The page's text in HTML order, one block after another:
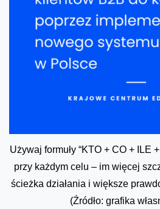
Używaj formuły “KTO + CO + ILE
przy każdym celu – im więcej
ścieżka działania i większe
(Źródło: grafika